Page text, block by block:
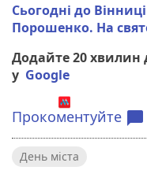
Сьогодні до
Порошенко. На
Додайте 20 хвилин
у Google
Прокоментуйте chat_bubble
День міста